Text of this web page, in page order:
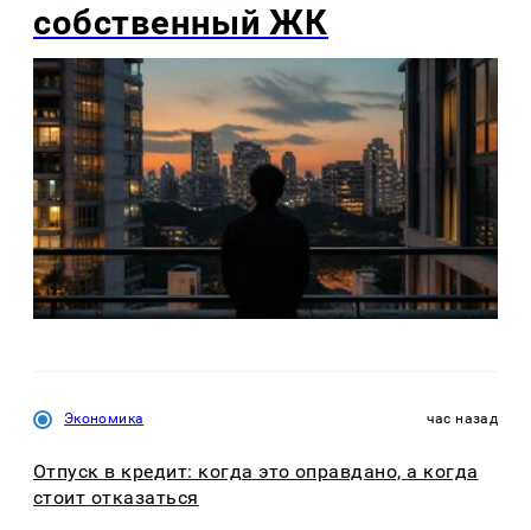
собственный ЖК
Экономика час назад
Отпуск в кредит: когда это оправдано, а когда
стоит отказаться